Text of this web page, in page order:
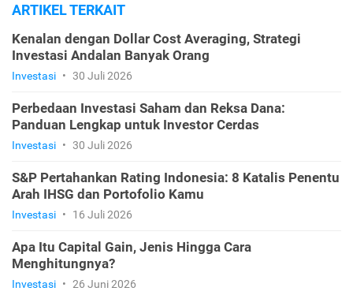
ARTIKEL TERKAIT
Kenalan dengan Dollar Cost Averaging, Strategi
Investasi Andalan Banyak Orang
Investasi • 30 Juli 2026
Perbedaan Investasi Saham dan Reksa Dana:
Panduan Lengkap untuk Investor Cerdas
Investasi • 30 Juli 2026
S&P Pertahankan Rating Indonesia: 8 Katalis Penentu
Arah IHSG dan Portofolio Kamu
Investasi • 16 Juli 2026
Apa Itu Capital Gain, Jenis Hingga Cara
Menghitungnya?
Investasi • 26 Juni 2026